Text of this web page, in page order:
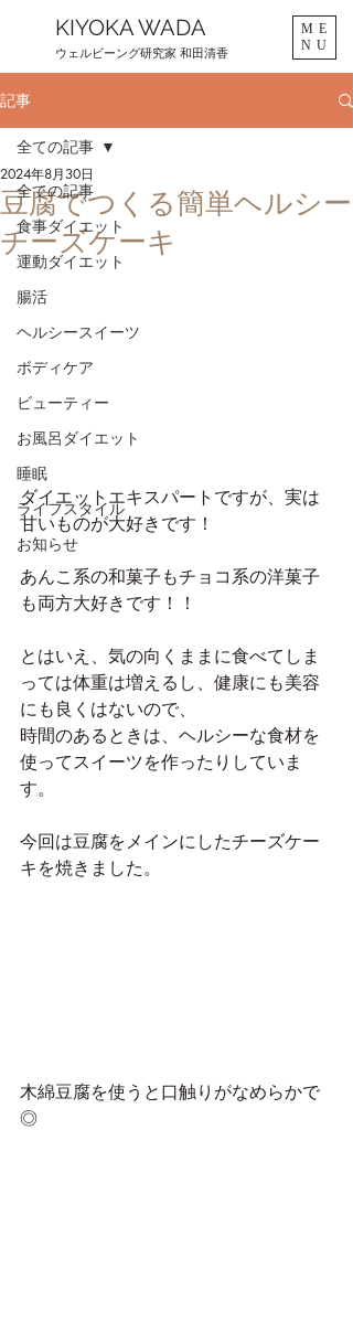
KIYOKA WADA
ウェルビーング研究家 和田清香
ME
NU
記事
全ての記事
食事ダイエット
運動ダイエット
腸活
ヘルシースイーツ
ボディケア
ビューティー
お風呂ダイエット
睡眠
ライフスタイル
お知らせ
全ての記事
豆腐でつくる簡単ヘルシー
チーズケーキ
2024年8月30日
ダイエットエキスパートですが、実は
甘いものが大好きです！
あんこ系の和菓子もチョコ系の洋菓子
も両方大好きです！！
とはいえ、気の向くままに食べてしま
っては体重は増えるし、健康にも美容
にも良くはないので、
時間のあるときは、ヘルシーな食材を
使ってスイーツを作ったりしていま
す。
今回は豆腐をメインにしたチーズケー
キを焼きました。
木綿豆腐を使うと口触りがなめらかで
◎